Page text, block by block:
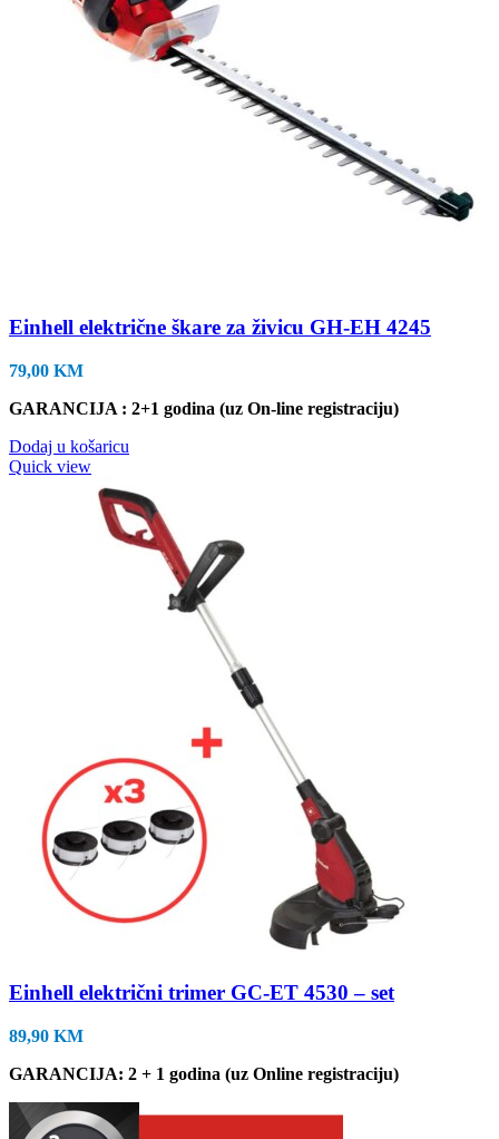
Einhell električne škare za živicu GH-EH 4245
79,00 KM
GARANCIJA : 2+1 godina (uz On-line registraciju)
Dodaj u košaricu
Quick view
Einhell električni trimer GC-ET 4530 – set
89,90 KM
GARANCIJA: 2 + 1 godina (uz Online registraciju)